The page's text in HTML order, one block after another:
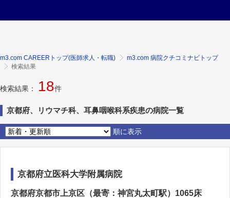
m3.com CAREERトップ(医師求人・転職)
m3.com 病院クチコミナビトップ
検索結果
検索結果： 18件
京都府、リウマチ科、耳鼻咽喉科系疾患の病院一覧
順に表示
京都府立医科大学附属病院
京都府京都市上京区（最寄：神宮丸太町駅）1065床